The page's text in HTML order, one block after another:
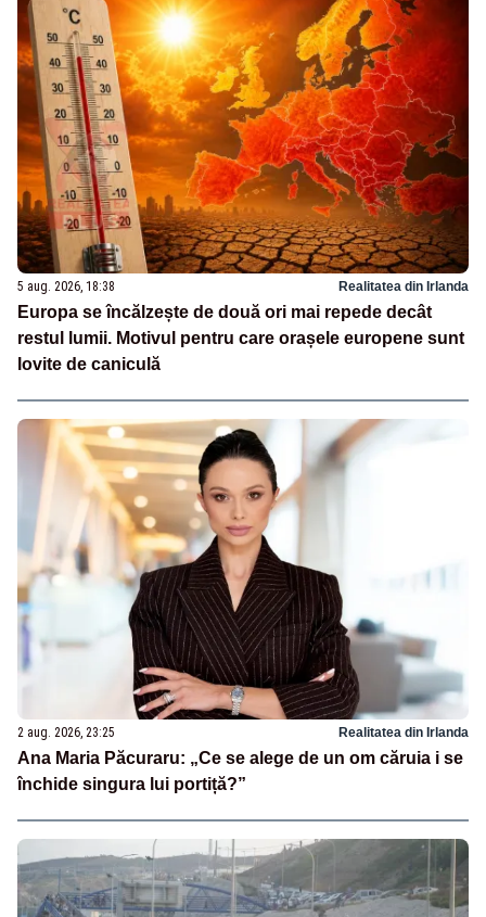
5 aug. 2026, 18:38 Realitatea din Irlanda
Europa se încălzește de două ori mai repede decât
restul lumii. Motivul pentru care orașele europene sunt
lovite de caniculă
2 aug. 2026, 23:25 Realitatea din Irlanda
Ana Maria Păcuraru: „Ce se alege de un om căruia i se
închide singura lui portiță?”